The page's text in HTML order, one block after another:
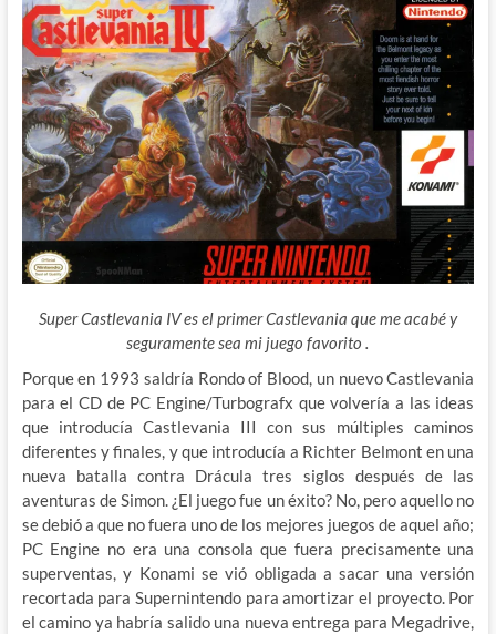
Super Castlevania IV es el primer Castlevania que me acabé y
seguramente sea mi juego favorito .
Porque en 1993 saldría Rondo of Blood, un nuevo Castlevania
para el CD de PC Engine/Turbografx que volvería a las ideas
que introducía Castlevania III con sus múltiples caminos
diferentes y finales, y que introducía a Richter Belmont en una
nueva batalla contra Drácula tres siglos después de las
aventuras de Simon. ¿El juego fue un éxito? No, pero aquello no
se debió a que no fuera uno de los mejores juegos de aquel año;
PC Engine no era una consola que fuera precisamente una
superventas, y Konami se vió obligada a sacar una versión
recortada para Supernintendo para amortizar el proyecto. Por
el camino ya habría salido una nueva entrega para Megadrive,